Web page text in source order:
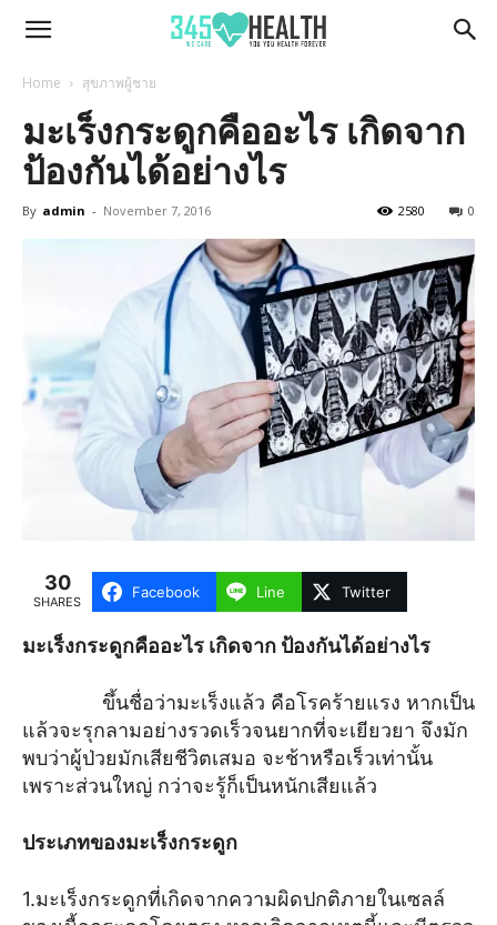
345Health
Home สุขภาพผู้ชาย
มะเร็งกระดูกคืออะไร เกิดจาก
ป้องกันได้อย่างไร
By admin - November 7, 2016 0
2580
30
SHARES
Facebook Line Twitter
มะเร็งกระดูกคืออะไร เกิดจาก ป้องกันได้อย่างไร
ขึ้นชื่อว่ามะเร็งแล้ว คือโรคร้ายแรง หากเป็น
แล้วจะรุกลามอย่างรวดเร็วจนยากที่จะเยียวยา จึงมัก
พบว่าผู้ป่วยมักเสียชีวิตเสมอ จะช้าหรือเร็วเท่านั้น
เพราะส่วนใหญ่ กว่าจะรู้ก็เป็นหนักเสียแล้ว
ประเภทของมะเร็งกระดูก
1.มะเร็งกระดูกที่เกิดจากความผิดปกติภายในเซลล์